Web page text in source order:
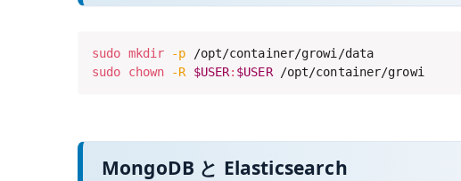
sudo mkdir -p
sudo
chown -R $USER: $USER /opt/container/growi
MongoDB と Elasticsearch